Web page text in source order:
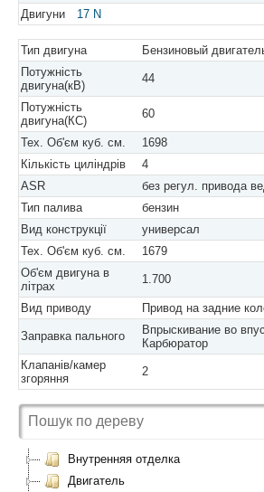
Двигуни
17 N
Тип двигуна
Бензиновый
Потужність
двигуна(кВ)
44
Потужність
двигуна(КС)
60
Тех. Об'єм куб. см.
1698
Кількість циліндрів
4
ASR
без регул. привода
Тип палива
бензин
Вид конструкції
универсал
Тех. Об'єм куб. см.
1679
Об'єм двигуна в
літрах
1.700
Вид приводу Привод на задние
Заправка пального
Впрыскивание во
Карбюратор
Клапанів/камер
згоряння
2
Внутренняя отделка
Двигатель